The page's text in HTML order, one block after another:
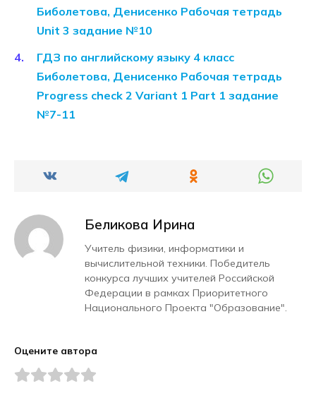
Биболетова, Денисенко Рабочая тетрадь
Unit 3 задание №10
ГДЗ по английскому языку 4 класс
Биболетова, Денисенко Рабочая тетрадь
Progress check 2 Variant 1 Part 1 задание
№7-11
Беликова Ирина
Учитель физики, информатики и
вычислительной техники. Победитель
конкурса лучших учителей Российской
Федерации в рамках Приоритетного
Национального Проекта "Образование".
Оцените автора